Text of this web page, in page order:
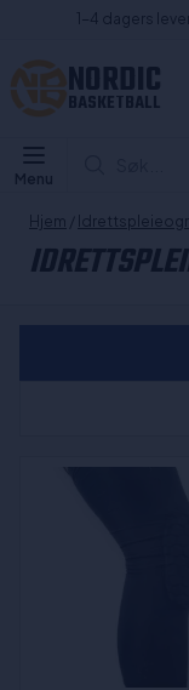
1-4 dagers
NORDIC
BASKETBALL
Menu
Hjem /